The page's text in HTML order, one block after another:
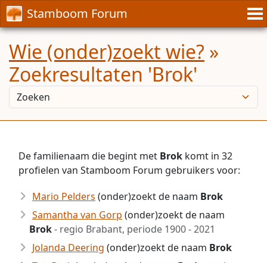
Stamboom Forum
Wie (onder)zoekt wie? »
Zoekresultaten 'Brok'
De familienaam die begint met Brok komt in 32
profielen van Stamboom Forum gebruikers voor:
Mario Pelders (onder)zoekt de naam Brok
Samantha van Gorp (onder)zoekt de naam
Brok- regio Brabant, periode 1900 - 2021
Jolanda Deering (onder)zoekt de naam Brok